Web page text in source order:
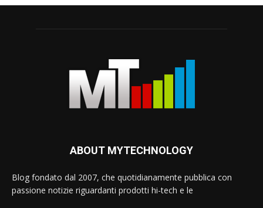
ABOUT MYTECHNOLOGY
Blog fondato dal 2007, che quotidianamente pubblica con
passione notizie riguardanti prodotti hi-tech e le